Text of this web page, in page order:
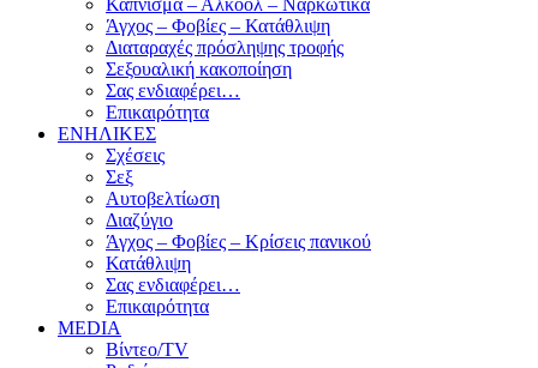
Κάπνισμα – Αλκοόλ – Ναρκωτικά
Άγχος – Φοβίες – Κατάθλιψη
Διαταραχές πρόσληψης τροφής
Σεξουαλική κακοποίηση
Σας ενδιαφέρει…
Επικαιρότητα
ΕΝΗΛΙΚΕΣ
Σχέσεις
Σεξ
Αυτοβελτίωση
Διαζύγιο
Άγχος – Φοβίες – Κρίσεις πανικού
Κατάθλιψη
Σας ενδιαφέρει…
Επικαιρότητα
MEDIA
Βίντεο/TV